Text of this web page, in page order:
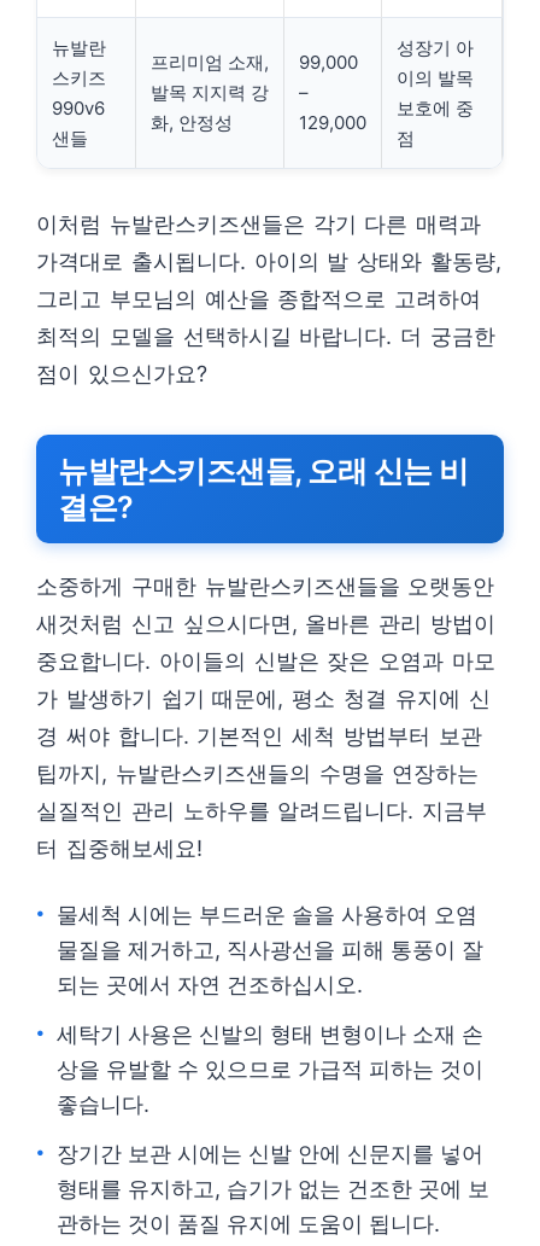
뉴발란
스키즈
990v6
샌들
프리미엄 소재,
발목 지지력 강
화, 안정성
99,000
–
129,000
성장기 아
이의 발목
보호에 중
점
이처럼 뉴발란스키즈샌들은 각기 다른 매력과
가격대로 출시됩니다. 아이의 발 상태와 활동량,
그리고 부모님의 예산을 종합적으로 고려하여
최적의 모델을 선택하시길 바랍니다. 더 궁금한
점이 있으신가요?
뉴발란스키즈샌들, 오래 신는 비
결은?
소중하게 구매한 뉴발란스키즈샌들을 오랫동안
새것처럼 신고 싶으시다면, 올바른 관리 방법이
중요합니다. 아이들의 신발은 잦은 오염과 마모
가 발생하기 쉽기 때문에, 평소 청결 유지에 신
경 써야 합니다. 기본적인 세척 방법부터 보관
팁까지, 뉴발란스키즈샌들의 수명을 연장하는
실질적인 관리 노하우를 알려드립니다. 지금부
터 집중해보세요!
물세척 시에는 부드러운 솔을 사용하여 오염
물질을 제거하고, 직사광선을 피해 통풍이 잘
되는 곳에서 자연 건조하십시오.
세탁기 사용은 신발의 형태 변형이나 소재 손
상을 유발할 수 있으므로 가급적 피하는 것이
좋습니다.
장기간 보관 시에는 신발 안에 신문지를 넣어
형태를 유지하고, 습기가 없는 건조한 곳에 보
관하는 것이 품질 유지에 도움이 됩니다.